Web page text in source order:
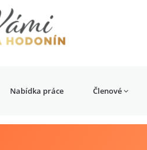
Nabídka práce Členové